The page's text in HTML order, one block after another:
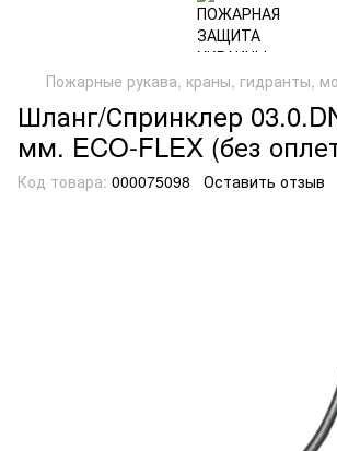
Пожарные рукава, краны, гидранты,
Шланг/Спринклер
мм. ECO-FLEX (без
Код товара: 000075098 Оставить отзыв